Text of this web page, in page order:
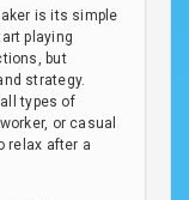
is its simple
playing
but
strategy.
types of
or casual
relax after a